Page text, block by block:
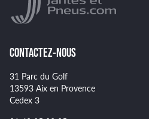
Spécificités pour certains pneus
CONTACTEZ-NOUS
31 Parc du Golf
13593 Aix en Provence
Cedex 3